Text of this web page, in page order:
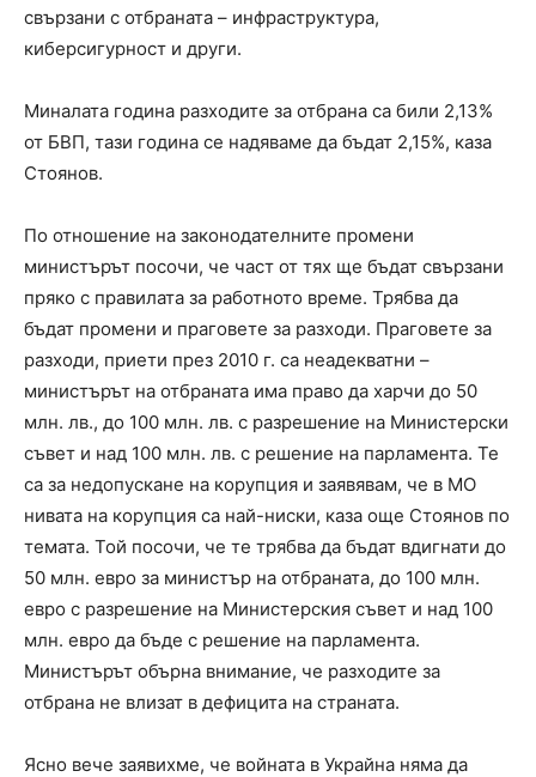
свързани с отбраната – инфраструктура,
киберсигурност и други.
Миналата година разходите за отбрана са били 2,13%
от БВП, тази година се надяваме да бъдат 2,15%, каза
Стоянов.
По отношение на законодателните промени
министърът посочи, че част от тях ще бъдат свързани
пряко с правилата за работното време. Трябва да
бъдат промени и праговете за разходи. Праговете за
разходи, приети през 2010 г. са неадекватни –
министърът на отбраната има право да харчи до 50
млн. лв., до 100 млн. лв. с разрешение на Министерски
съвет и над 100 млн. лв. с решение на парламента. Те
са за недопускане на корупция и заявявам, че в МО
нивата на корупция са най-ниски, каза още Стоянов по
темата. Той посочи, че те трябва да бъдат вдигнати до
50 млн. евро за министър на отбраната, до 100 млн.
евро с разрешение на Министерския съвет и над 100
млн. евро да бъде с решение на парламента.
Министърът обърна внимание, че разходите за
отбрана не влизат в дефицита на страната.
Ясно вече заявихме, че войната в Украйна няма да